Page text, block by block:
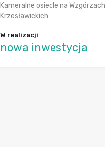
Kameralne osiedle na Wzgórzach
Krzesławickich
W realizacji
nowa inwestycja